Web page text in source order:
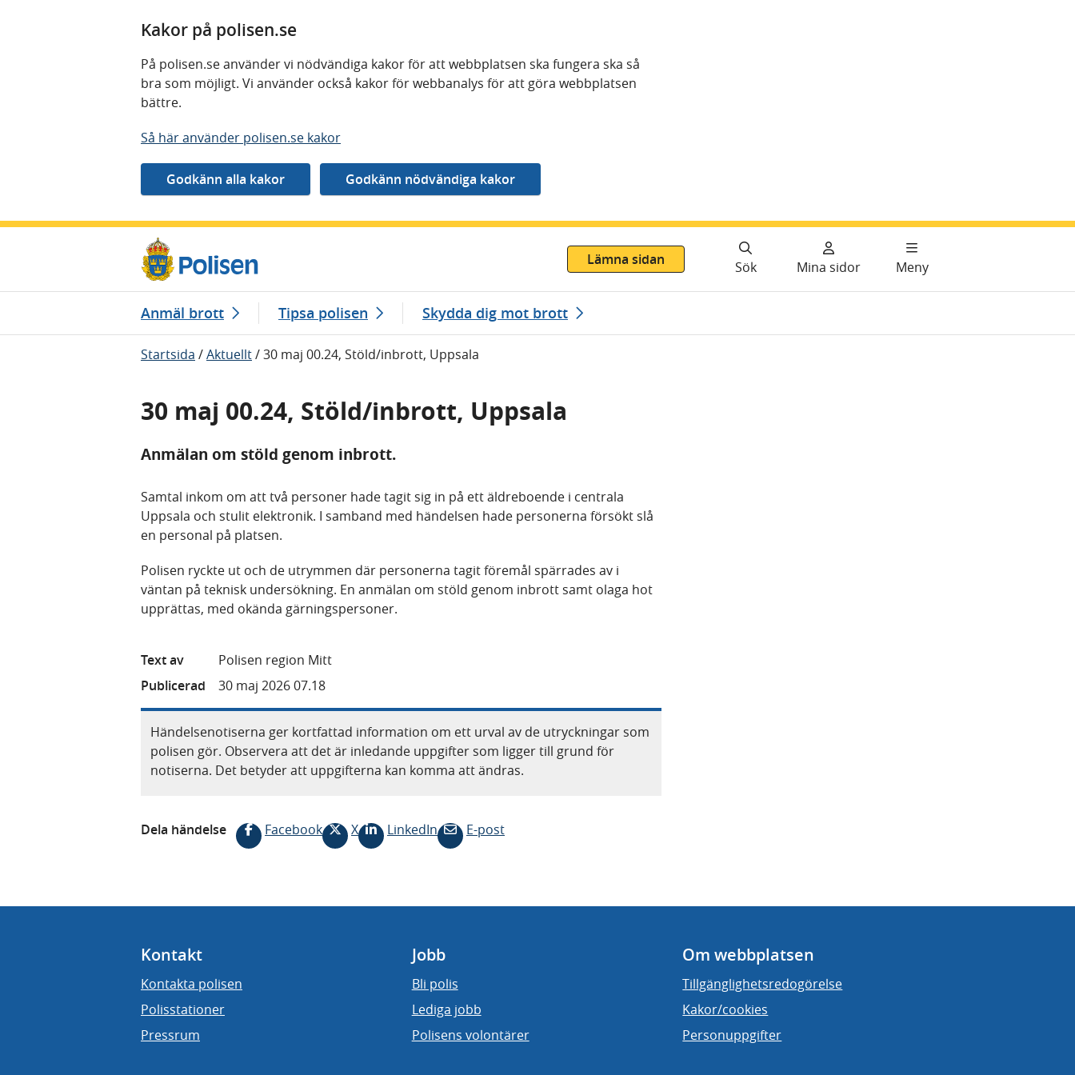
Kakor på polisen.se
På polisen.se använder vi nödvändiga kakor för att webbplatsen ska fungera ska så
bra som möjligt. Vi använder också kakor för webbanalys för att göra webbplatsen
bättre.
Så här använder polisen.se kakor
Lämna sidan
Sök Mina sidor Meny
Anmäl brott Tipsa polisen Skydda dig mot brott
Startsida /Aktuellt/30 maj 00.24, Stöld/inbrott, Uppsala
30 maj 00.24, Stöld/inbrott, Uppsala
Anmälan om stöld genom inbrott.
Samtal inkom om att två personer hade tagit sig in på ett äldreboende i centrala
Uppsala och stulit elektronik. I samband med händelsen hade personerna försökt slå
en personal på platsen.
Polisen ryckte ut och de utrymmen där personerna tagit föremål spärrades av i
väntan på teknisk undersökning. En anmälan om stöld genom inbrott samt olaga hot
upprättas, med okända gärningspersoner.
Text av
Polisen region Mitt
Publicerad
30 maj 2026 07.18
Händelsenotiserna ger kortfattad information om ett urval av de utryckningar som
polisen gör. Observera att det är inledande uppgifter som ligger till grund för
notiserna. Det betyder att uppgifterna kan komma att ändras.
Dela händelse Facebook X LinkedIn E-post
Kontakt
Kontakta polisen
Polisstationer
Pressrum
Jobb
Bli polis
Lediga jobb
Polisens volontärer
Om webbplatsen
Tillgänglighetsredogörelse
Kakor/cookies
Personuppgifter